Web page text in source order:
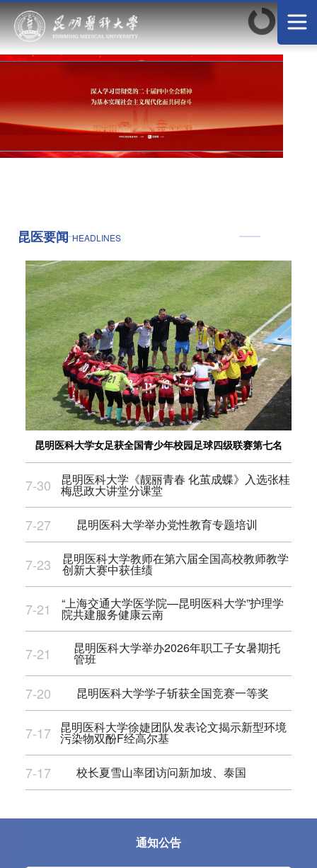
昆医要闻HEADLINES
昆明医科大学女足获全国青少年校园足球四级联赛第七名
7-30 昆明医科大学《靓丽青春 化茧成蝶》入选张桂
梅思政大讲堂分课堂
7-27 昆明医科大学举办党性教育专题培训
7-23 昆明医科大学教师在第六届全国高校教师教学
创新大赛中获佳绩
7-21 “上海交通大学医学院—昆明医科大学”护理学
院共建服务健康云南
7-21 昆明医科大学举办2026年职工子女暑期托
管班
7-20 昆明医科大学学子斩获全国竞赛一等奖
7-17 昆明医科大学徐婕团队发表论文揭示新型环境
污染物双酚F经高尔基
7-17 校长夏雪山率团访问新加坡、泰国
通知公告